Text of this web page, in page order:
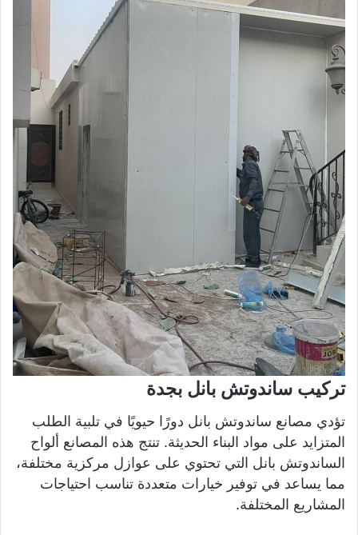
تركيب ساندوتش بانل بجدة
تؤدي مصانع ساندوتش بانل دورًا حيويًا في تلبية الطلب
المتزايد على مواد البناء الحديثة. تنتج هذه المصانع ألواح
الساندوتش بانل التي تحتوي على عوازل مركزية مختلفة،
مما يساعد في توفير خيارات متعددة تناسب احتياجات
المشاريع المختلفة.